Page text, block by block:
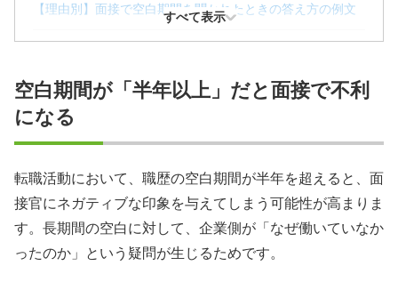
【理由別】面接で空白期間を聞かれたときの答え方の例文
履歴書における空白期間の記載方法
面接で空白期間の答え方に関する疑問
すべて表示
空白期間が「半年以上」だと面接で不利
になる
転職活動において、職歴の空白期間が半年を超えると、面
接官にネガティブな印象を与えてしまう可能性が高まりま
す。長期間の空白に対して、企業側が「なぜ働いていなか
ったのか」という疑問が生じるためです。